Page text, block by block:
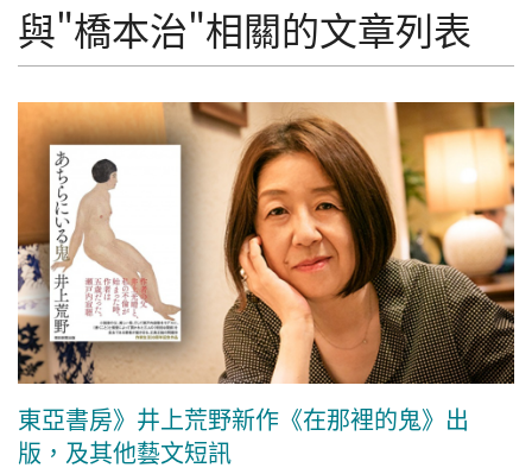
與"橋本治"相關的文章列表
東亞書房》井上荒野新作《在那裡的鬼》出
版，及其他藝文短訊